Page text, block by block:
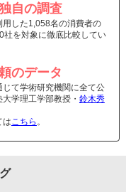
自の調査
した1,058名の消費者の
社を対象に徹底比較してい
のデータ
じて学術研究機関に全て公
学理工学部教授・ 鈴木秀
はこちら 。